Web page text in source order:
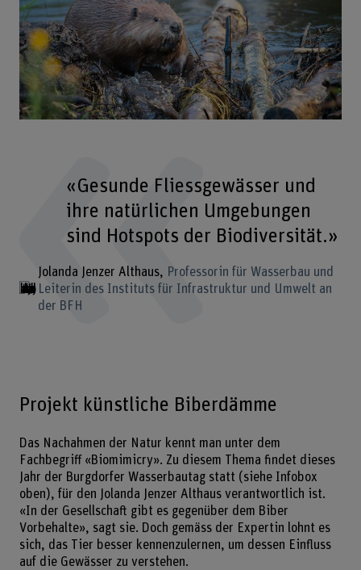
«Gesunde Fliessgewässer und
ihre natürlichen Umgebungen
sind Hotspots der Biodiversität.»
Jolanda Jenzer Althaus
Professorin für Wasserbau und
Leiterin des Instituts für Infrastruktur und Umwelt an
der BFH
Projekt künstliche Biberdämme
Das Nachahmen der Natur kennt man unter dem
Fachbegriff «Biomimicry». Zu diesem Thema findet dieses
Jahr der Burgdorfer Wasserbautag statt (siehe Infobox
oben), für den Jolanda Jenzer Althaus verantwortlich ist.
«In der Gesellschaft gibt es gegenüber dem Biber
Vorbehalte», sagt sie. Doch gemäss der Expertin lohnt es
sich, das Tier besser kennenzulernen, um dessen Einfluss
auf die Gewässer zu verstehen.